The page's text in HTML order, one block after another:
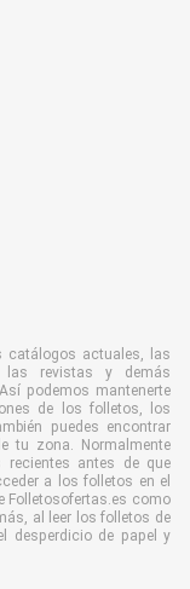
catálogos actuales, las
las revistas y demás
podemos mantenerte
de los folletos, los
puedes encontrar
tu zona. Normalmente
antes de que
a los folletos en el
Folletosofertas.es como
al leer los folletos de
desperdicio de papel y